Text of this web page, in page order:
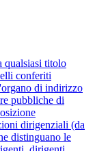
qualsiasi titolo
conferiti
di indirizzo
pubbliche di
dirigenziali (da
distinguano le